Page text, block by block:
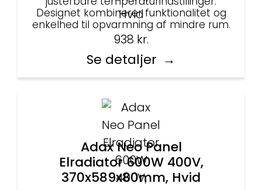
Designet kombinerer funktionalitet og
enkelhed til opvarmning af mindre rum.
938 kr.
Se detaljer
Adax Neo Panel
Elradiator 600W 400V,
370x589x80mm, Hvid